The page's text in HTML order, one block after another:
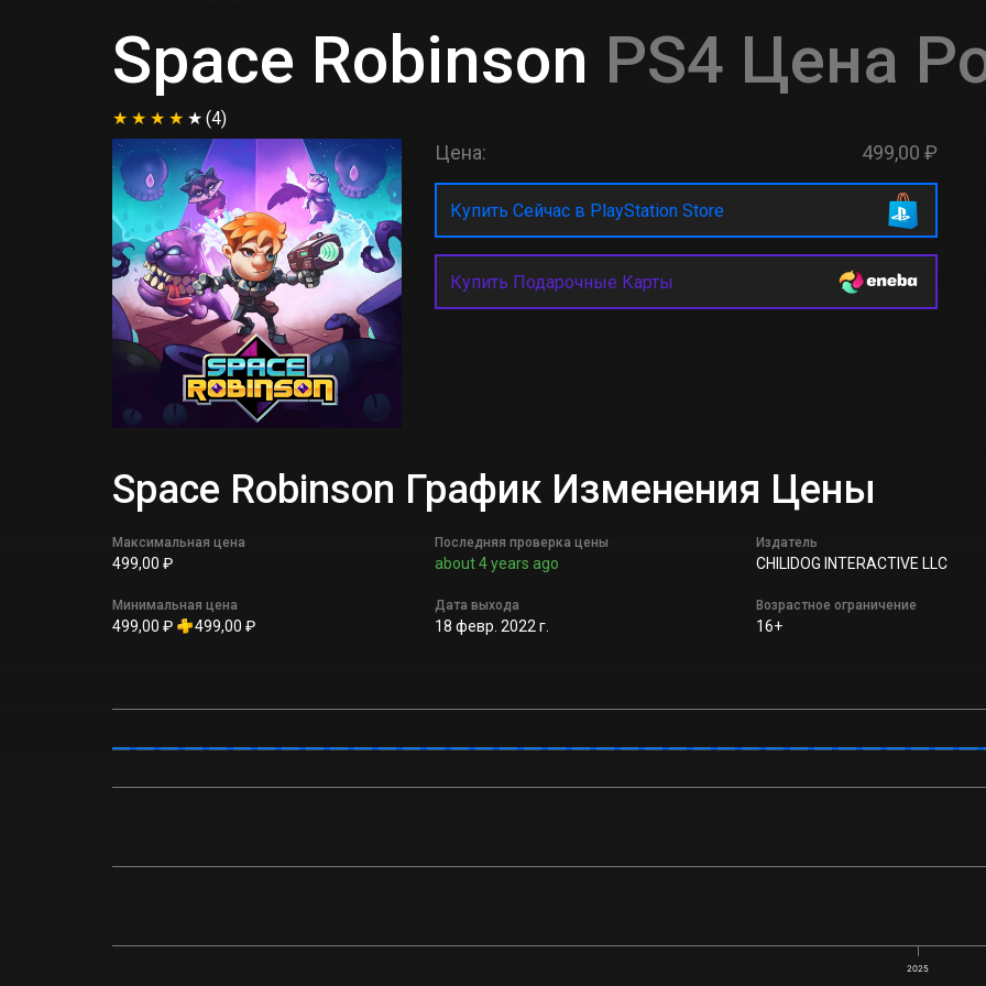
Space Robinson PS4 Цена
(4)
Цена: 499,00 ₽
Купить Сейчас в PlayStation Store
Купить Подарочные Карты
Space Robinson График Изменения Цены
Максимальная цена
499,00 ₽
Минимальная цена
499,00 ₽ 499,00 ₽
Последняя проверка цены
about 4 years ago
Дата выхода
18 февр. 2022 г.
Издатель
CHILIDOG INTERACTIVE LLC
Возрастное ограничение
16+
2025